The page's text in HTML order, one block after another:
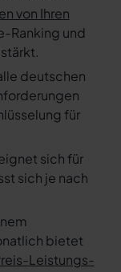
von Ihren
Ranking und
deutschen
für
sich für
sich je nach
bietet
Leistungs-